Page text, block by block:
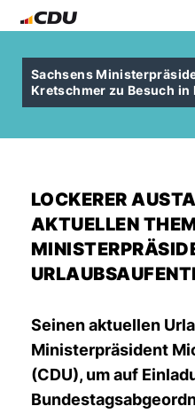
Sachsens
Kretschmer zu Besuch in
LOCKERER
AKTUELLEN
Seinen aktuellen
Ministerpräsident
(CDU), um auf